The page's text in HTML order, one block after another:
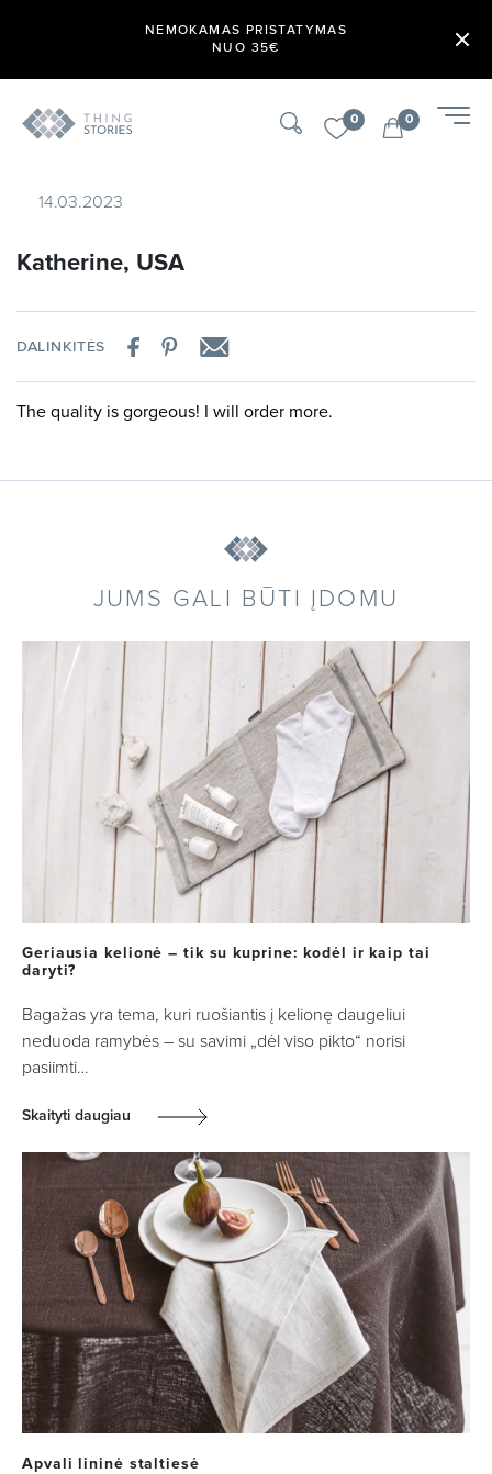
NEMOKAMAS PRISTATYMAS
NUO 35€
0 0
14.03.2023
Katherine, USA
DALINKITĖS
The quality is gorgeous! I will order more.
JUMS GALI BŪTI ĮDOMU
Geriausia kelionė – tik su kuprine: kodėl ir kaip tai
daryti?
Bagažas yra tema, kuri ruošiantis į kelionę daugeliui
neduoda ramybės – su savimi „dėl viso pikto“ norisi
pasiimti…
Skaityti daugiau
Apvali lininė staltiesė